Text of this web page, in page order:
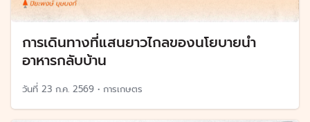
การเดินทางที่แสนยาวไกลของนโยบายนำ
อาหารกลับบ้าน
วันที่ 23 ก.ค. 2569 • การเกษตร